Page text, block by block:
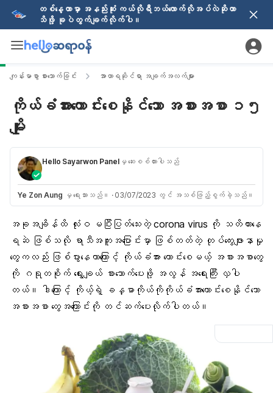
တစ်နေ့တာမှာ အနည်းဆုံး ကယ်လိုရီဘယ်လောက်လိုအပ်လဲဆိုတာ
သိဖို့ ခုပဲတွက်ချက်လိုက်ပါ။
ကျန်းမာစွာ စားသောက်ခြင်း အာဟာရဆိုင်ရာ အချက်အလက်များ
ကိုယ်ခံအားကောင်းစေနိုင်သော အစားအစာ ၁၅
မျိုး
Hello Sayarwon Panelမှ ဆေးစစ်ထားပါသည်
Ye Zon Aung မှ ရေးသားသည်။ · 03/07/2023 တွင် အသစ်ဖြည့်စွက်ခဲ့သည်။
အခုအချိန်ထိ လုံးဝ မပြီးပြတ်သေးတဲ့corona virus ကို သတိထားနေ
ရဆဲ ဖြစ်သလို ရာသီအကူးအပြောင်းမှာ ဖြစ်တတ်တဲ့ တုပ်ကွေးဖျားနာမှု
တွေကလည်း ဖြစ်ပွားနေတာကြောင့် ကိုယ်ခံအား ကောင်းစေမယ့် အစားအစာတွေ
ကို ဂရုတစိုက် ရွေးချယ် စားသောက်ပေးဖို့ အလွန် အရေးကြီး လှပါ
တယ်။ ဒါကြောင့် ကိုယ့်ရဲ့ ခန္ဓာကိုယ်ကိုကိုယ်ခံအားကောင်းစေနိုင်သော
အစားအစာ တွေအကြောင်းကို တင်ဆက်ပေးလိုက်ပါတယ်။